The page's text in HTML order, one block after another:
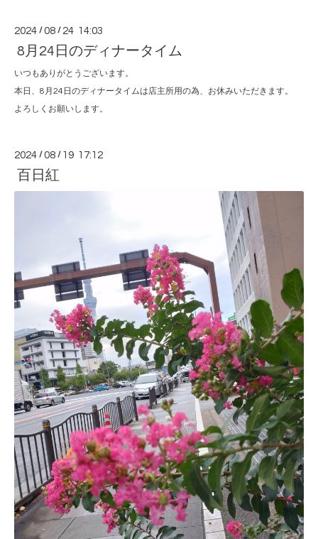
2024 /08 / 24 14:03
8月24日のディナータイム
いつもありがとうございます。
本日、8月24日のディナータイムは店主所用の為、お休みいただきます。
よろしくお願いします。
2024 /08 / 19 17:12
百日紅